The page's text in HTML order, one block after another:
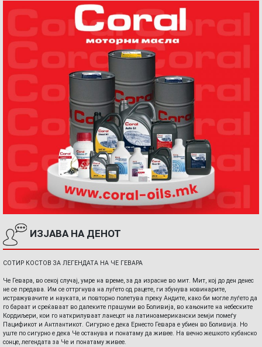
ИЗЈАВА НА ДЕНОТ
СОТИР КОСТОВ ЗА ЛЕГЕНДАТА НА ЧЕ ГЕВАРА
Че Гевара, во секој случај, умре на време, за да израсне во мит. Мит, кој до ден денес
не се предава. Им се оттргнува на луѓето од рацете, ги збунува новинарите,
истражувачите и науката, и повторно полетува преку Андите, како би могле луѓето да
го бараат и среќаваат во далеките прашуми во Боливија, во кањоните на небеските
Кордиљери, кои го наткрилуваат ланецот на латиноамерикански земји помеѓу
Пацификот и Антлантикот. Сигурно е дека Ернесто Гевара е убиен во Боливија. Но
уште по сигурно е дека Че останува и понатаму да живее. На вечно жешкото кубанско
сонце, легендата за Че и понатаму живее.